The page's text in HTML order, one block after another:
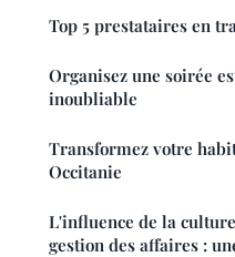
Top 5 prestataires en
Organisez une soirée
inoubliable
Transformez votre
Occitanie
L'influence de la
gestion des affaires :